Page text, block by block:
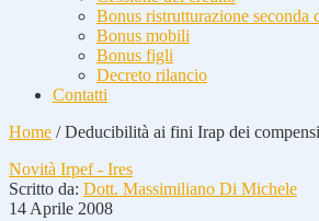
Bonus ristrutturazione seconda
Bonus mobili
Bonus figli
Decreto rilancio
Contatti
Home /Deducibilità ai fini Irap dei
Novità Irpef - Ires
Scritto da: Dott. Massimiliano Di Michele
14 Aprile 2008